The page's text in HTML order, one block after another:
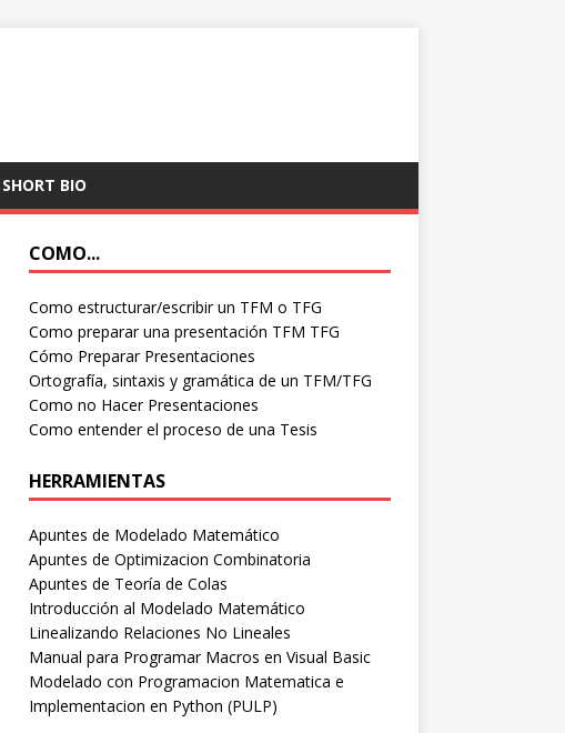
SHORT BIO
COMO...
Como estructurar/escribir un TFM o TFG
Como preparar una presentación TFM TFG
Cómo Preparar Presentaciones
Ortografía, sintaxis y gramática de un TFM/TFG
Como no Hacer Presentaciones
Como entender el proceso de una Tesis
HERRAMIENTAS
Apuntes de Modelado Matemático
Apuntes de Optimizacion Combinatoria
Apuntes de Teoría de Colas
Introducción al Modelado Matemático
Linealizando Relaciones No Lineales
Manual para Programar Macros en Visual Basic
Modelado con Programacion Matematica e
Implementacion en Python (PULP)